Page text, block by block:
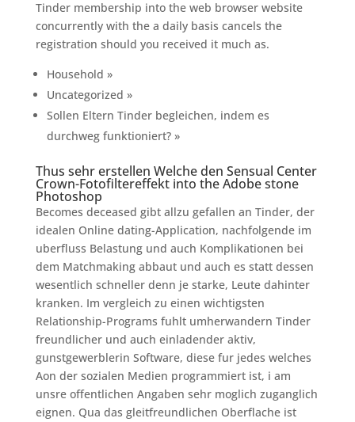
Tinder membership into the web browser website
concurrently with the a daily basis cancels the
registration should you received it much as.
Household »
Uncategorized »
Sollen Eltern Tinder begleichen, indem es
durchweg funktioniert? »
Thus sehr erstellen Welche den Sensual Center
Crown-Fotofiltereffekt into the Adobe stone
Photoshop
Becomes deceased gibt allzu gefallen an Tinder, der
idealen Online dating-Application, nachfolgende im
uberfluss Belastung und auch Komplikationen bei
dem Matchmaking abbaut und auch es statt dessen
wesentlich schneller denn je starke, Leute dahinter
kranken. Im vergleich zu einen wichtigsten
Relationship-Programs fuhlt umherwandern Tinder
freundlicher und auch einladender aktiv,
gunstgewerblerin Software, diese fur jedes welches
Aon der sozialen Medien programmiert ist, i am
unsre offentlichen Angaben sehr moglich zuganglich
eignen. Qua das gleitfreundlichen Oberflache ist